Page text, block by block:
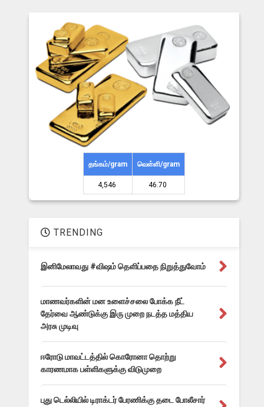
தங்கம்/gram வெள்ளி/gram
4,546 ₹ 46.70 ₹
TRENDING
இனிமேலாவது #விஷம் தெளிப்பதை நிறுத்துவோம்
மாணவர்களின் மன உளைச்சலை போக்க நீட்
தேர்வை ஆண்டுக்கு இரு முறை நடத்த மத்திய
அரசு முடிவு
ஈரோடு மாவட்டத்தில் கொரோனா தொற்று
காரணமாக பள்ளிகளுக்கு விடுமுறை
புது டெல்லியில் டிராக்டர் பேரணிக்கு தடை போலீசார்